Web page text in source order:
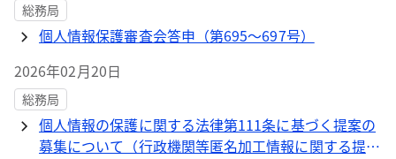
総務局
個人情報保護審査会答申（第695～697号）
2026年02月20日
総務局
個人情報の保護に関する法律第111条に基づく提案の
募集について（行政機関等匿名加工情報に関する提案